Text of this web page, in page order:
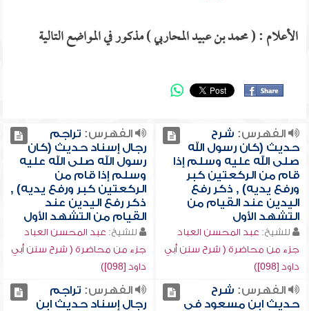
الأعلام : ( محمد بن عبيد المحاربي ) مذكور في المواضع التالية
الفهرس: شرح
حديث (كان رسول الله
صلى الله عليه وسلم إذا
قام من الركعتين كبر
ورفع يديه) , ذكر رفع
اليدين عند القيام من
التشهد الأول
للشيخ: عبد المحسن العباد
جزء من محاضرة ( شرح سنن أبي
داود [098])
الفهرس: تراجم
رجال إسناد حديث (كان
رسول الله صلى الله عليه
وسلم إذا قام من
الركعتين كبر ورفع يديه) ,
ذكر رفع اليدين عند
القيام من التشهد الأول
للشيخ: عبد المحسن العباد
جزء من محاضرة ( شرح سنن أبي
داود [098])
الفهرس: شرح
حديث ابن مسعود في
الفهرس: تراجم
رجال إسناد حديث ابن